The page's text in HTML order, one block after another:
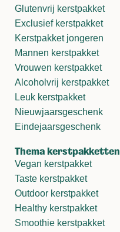
Glutenvrij kerstpakket
Exclusief kerstpakket
Kerstpakket jongeren
Mannen kerstpakket
Vrouwen kerstpakket
Alcoholvrij kerstpakket
Leuk kerstpakket
Nieuwjaarsgeschenk
Eindejaarsgeschenk
Thema kerstpakketten
Vegan kerstpakket
Taste kerstpakket
Outdoor kerstpakket
Healthy kerstpakket
Smoothie kerstpakket